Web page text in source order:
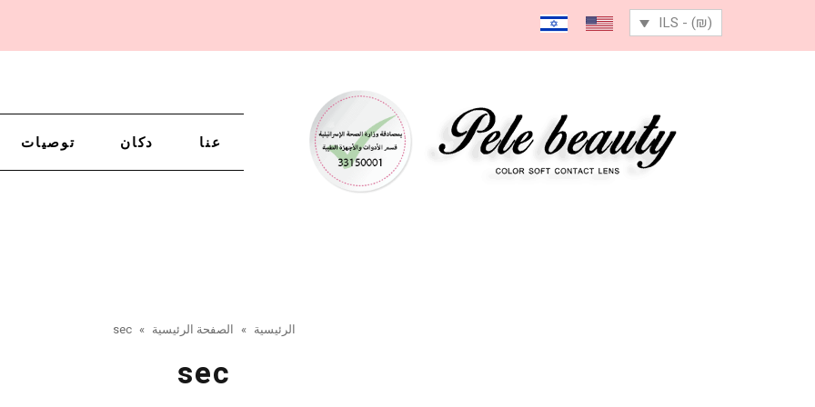
(₪) - ILS
عنا دكان توصيات
الرئيسية » الصفحة الرئيسية »
sec
sec